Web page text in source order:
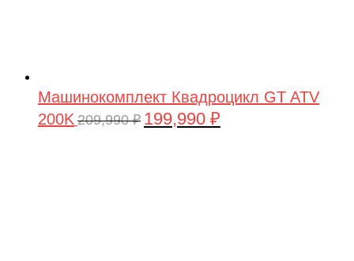
Машинокомплект Квадроцикл GT ATV
200K 209,990₽ Первоначальная
199,990 ₽